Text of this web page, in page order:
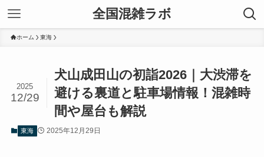
全国混雑ラボ
ホーム 東海
犬山成田山の初詣2026｜大渋滞を
避ける裏道と駐車場情報！混雑時
間や屋台も解説
2025
12/29
東海 2025年12月29日